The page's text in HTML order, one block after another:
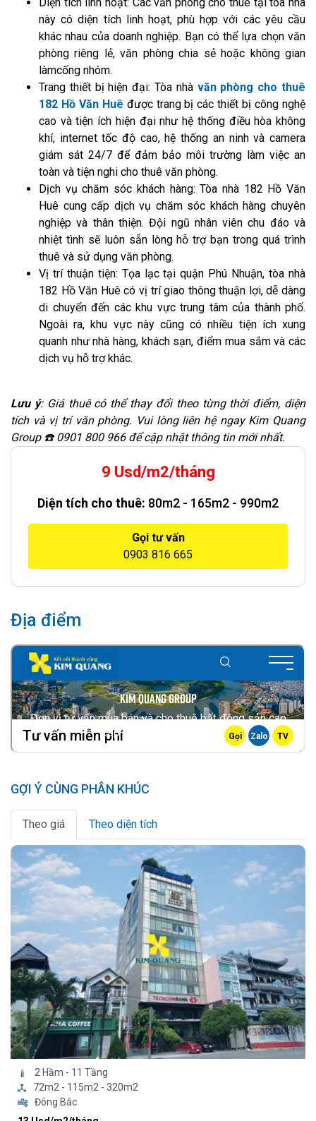
này có diện tích linh hoạt, phù hợp với các yêu cầu
khác nhau của doanh nghiệp. Bạn có thể lựa chọn văn
phòng riêng lẻ, văn phòng chia sẻ hoặc không gian
làmcống nhóm.
Trang thiết bị hiện đại: Tòa nhà văn phòng cho thuê
182 Hồ Văn Huê được trang bị các thiết bị công nghệ
cao và tiện ích hiện đại như hệ thống điều hòa không
khí, internet tốc độ cao, hệ thống an ninh và camera
giám sát 24/7 để đảm bảo môi trường làm việc an
toàn và tiện nghi cho thuê văn phòng.
Dịch vụ chăm sóc khách hàng: Tòa nhà 182 Hồ Văn
Huê cung cấp dịch vụ chăm sóc khách hàng chuyên
nghiệp và thân thiện. Đội ngũ nhân viên chu đáo và
nhiệt tình sẽ luôn sẵn lòng hỗ trợ bạn trong quá trình
thuê và sử dụng văn phòng.
Vị trí thuận tiện: Tọa lạc tại quận Phú Nhuận, tòa nhà
182 Hồ Văn Huê có vị trí giao thông thuận lợi, dễ dàng
di chuyển đến các khu vực trung tâm của thành phố.
Ngoài ra, khu vực này cũng có nhiều tiện ích xung
quanh như nhà hàng, khách sạn, điểm mua sắm và các
dịch vụ hỗ trợ khác.
Lưu ý: Giá thuê có thể thay đổi theo từng thời điểm, diện
tích và vị trí văn phòng. Vui lòng liên hệ ngay Kim Quang
Group ☎️ 0901 800 966 để cập nhật thông tin mới nhất.
9 Usd/m2/tháng
Diện tích cho thuê: 80m2 - 165m2 - 990m2
Gọi tư vấn
0903 816 665
Địa điểm
GỢI Ý CÙNG PHÂN KHÚC
Theo giá Theo diện tích
2 Hầm - 11 Tầng
72m2 - 115m2 - 320m2
Đông Bắc